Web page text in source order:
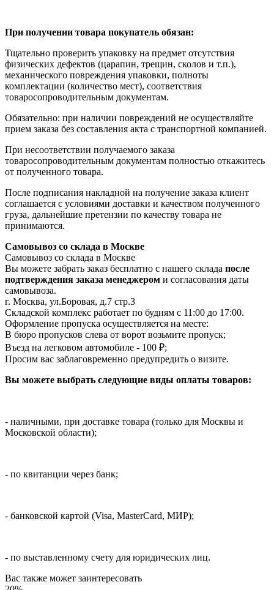
При получении товара покупатель обязан:
Тщательно проверить упаковку на предмет отсутствия
физических дефектов (царапин, трещин, сколов и т.п.),
механического повреждения упаковки, полноты
комплектации (количество мест), соответствия
товаросопроводительным документам.
Обязательно: при наличии повреждений не осуществляйте
прием заказа без составления акта с транспортной компанией.
При несоответствии получаемого заказа
товаросопроводительным документам полностью откажитесь
от полученного товара.
После подписания накладной на получение заказа клиент
соглашается с условиями доставки и качеством полученного
груза, дальнейшие претензии по качеству товара не
принимаются.
Самовывоз со склада в Москве
Самовывоз со склада в Москве
Вы можете забрать заказ бесплатно с нашего склада после
подтверждения заказа менеджером и согласования даты
самовывоза.
г. Москва, ул.Боровая, д.7 стр.3
Складской комплекс работает по будням с 11:00 до 17:00.
Оформление пропуска осуществляется на месте:
В бюро пропусков слева от ворот возьмите пропуск;
Въезд на легковом автомобиле - 100 ₽;
Просим вас заблаговременно предупредить о визите.
Вы можете выбрать следующие виды оплаты товаров:
- наличными, при доставке товара (только для Москвы и
Московской области);
- по квитанции через банк;
- банковской картой (Visa, MasterCard, МИР);
- по выставленному счету для юридических лиц.
Вас также может заинтересовать